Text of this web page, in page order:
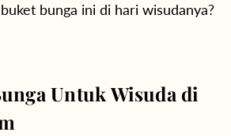
bunga ini di hari wisudanya?
Untuk Wisuda di